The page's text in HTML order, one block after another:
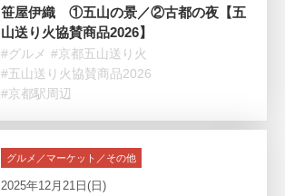
笹屋伊織 ①五山の景／②古都の夜【五
山送り火協賛商品2026】
#グルメ #京都五山送り火
#五山送り火協賛商品2026
#京都駅周辺
グルメ／マーケット／その他
2025年12月21日(日)